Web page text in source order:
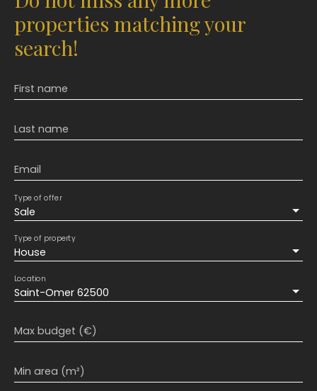
properties matching your
search!
First name
Last name
Email
Sale
Type of offer
House
Type of property
Saint-Omer 62500
Location
Max budget (€)
Min area (m²)